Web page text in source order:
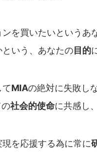
を買いたいというあ
いう、あなたの目的
MIAの絶対に失敗し
の社会的使命に共感し
を応援する為に常に